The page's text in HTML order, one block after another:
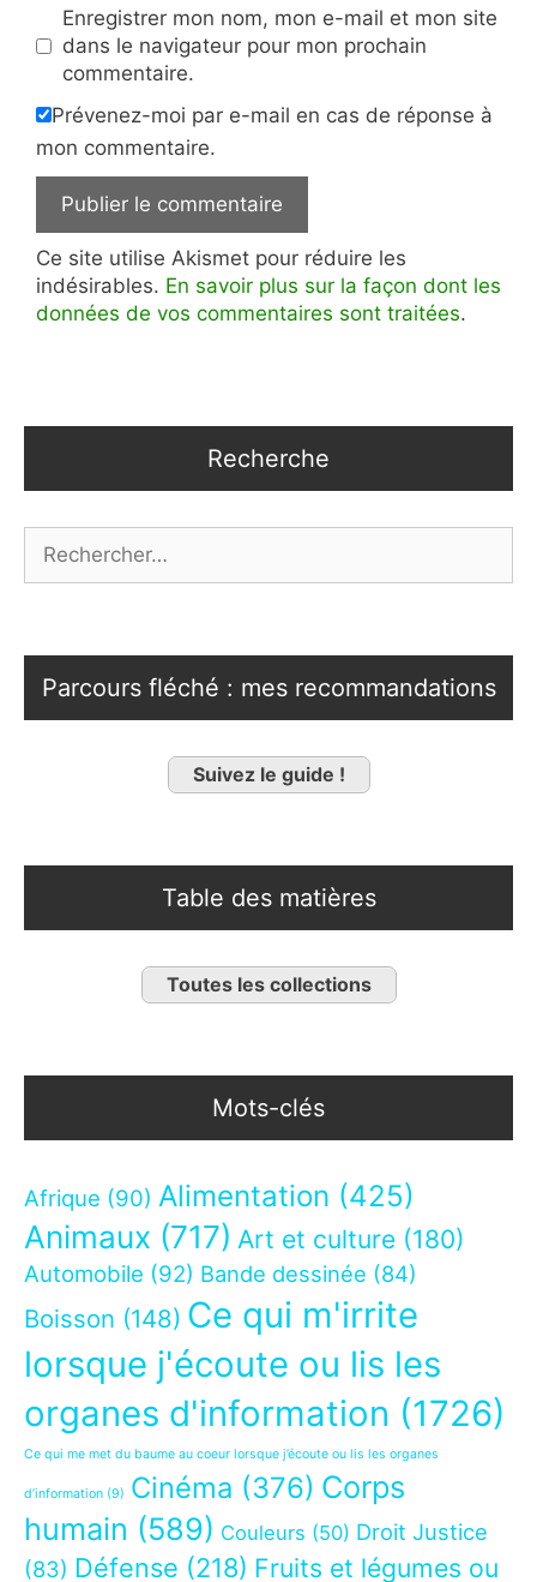
Enregistrer mon nom, mon e-mail et mon site
dans le navigateur pour mon prochain
commentaire.
Prévenez-moi par e-mail en cas de réponse à
mon commentaire.
Ce site utilise Akismet pour réduire les
indésirables. En savoir plus sur la façon dont les
données de vos commentaires sont traitées.
Recherche
Parcours fléché : mes recommandations
Suivez le guide !
Table des matières
Toutes les collections
Mots-clés
Afrique (90) Alimentation (425)
Animaux (717) Art et culture (180)
Automobile (92) Bande dessinée (84)
Boisson (148) Ce qui m'irrite
lorsque j'écoute ou lis les
organes d'information (1726)
Ce qui me met du baume au coeur lorsque j’écoute ou lis les organes
d’information (9) Cinéma (376) Corps
humain (589) Couleurs (50) Droit Justice
(83) Défense (218) Fruits et légumes ou